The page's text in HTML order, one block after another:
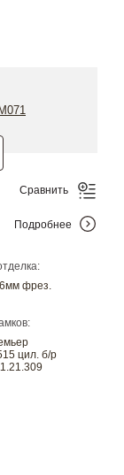
фрез.
цил. б/р
Сравнить
Подробнее